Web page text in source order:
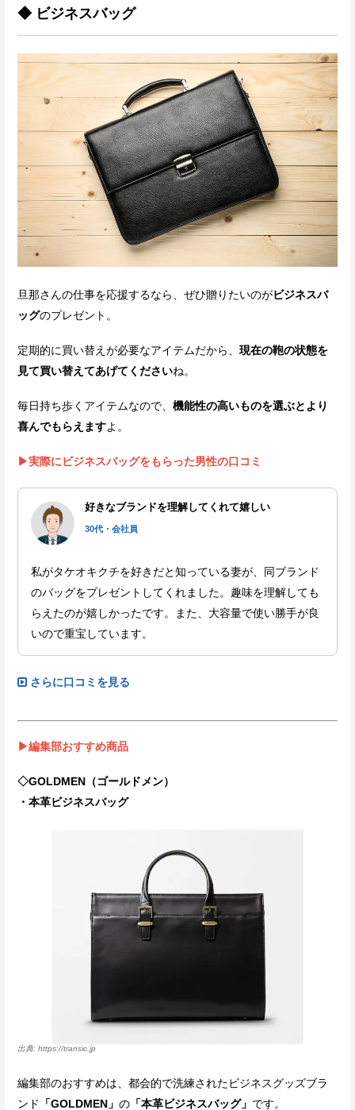
◆ ビジネスバッグ
旦那さんの仕事を応援するなら、ぜひ贈りたいのがビジネスバ
ッグのプレゼント。
定期的に買い替えが必要なアイテムだから、 現在の鞄の状態を
見て買い替えてあげてくださいね。
毎日持ち歩くアイテムなので、 機能性の高いものを選ぶとより
喜んでもらえますよ。
▶実際にビジネスバッグをもらった男性の口コミ
好きなブランドを理解してくれて嬉しい
30代・会社員
私がタケオキクチを好きだと知っている妻が、同ブランド
のバッグをプレゼントしてくれました。趣味を理解しても
らえたのが嬉しかったです。また、大容量で使い勝手が良
いので重宝しています。
さらに口コミを見る
▶編集部おすすめ商品
◇GOLDMEN（ゴールドメン）
・本革ビジネスバッグ
https://transic.jp
編集部のおすすめは、都会的で洗練されたビジネスグッズブラ
ンド
「GOLDMEN」 の 「本革ビジネスバッグ」 です。